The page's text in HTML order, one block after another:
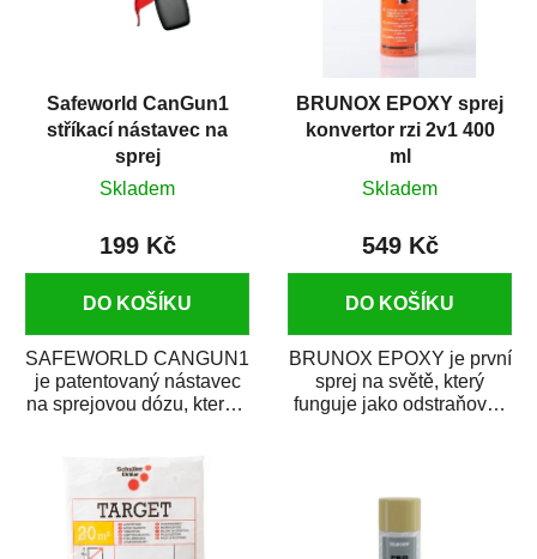
Safeworld CanGun1
stříkací nástavec na
sprej
Skladem
199 Kč
DO KOŠÍKU
SAFEWORLD CANGUN1
je patentovaný nástavec
na sprejovou dózu, který ji
BRUNOX EPOXY sprej
konvertor rzi 2v1 400
ml
Skladem
549 Kč
DO KOŠÍKU
BRUNOX EPOXY je první
sprej na světě, který
funguje jako odstraňovač